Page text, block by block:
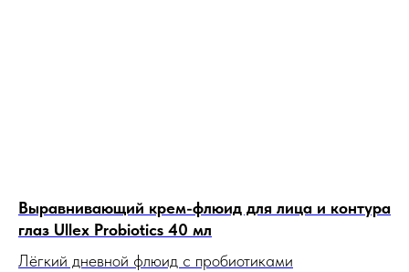
Выравнивающий крем-флюид для лица и контура
глаз Ullex Probiotics 40 мл
Лёгкий дневной флюид с пробиотиками